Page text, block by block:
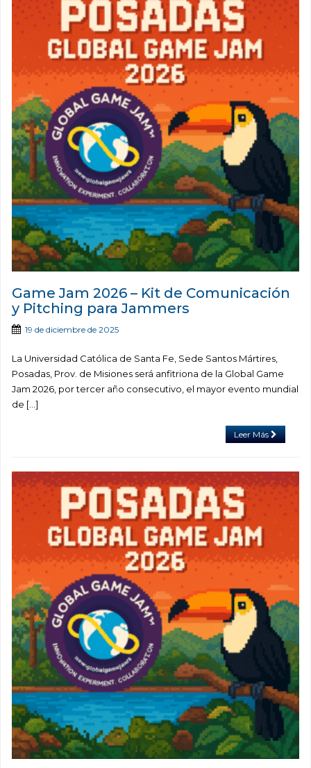
Game Jam 2026 – Kit de Comunicación
y Pitching para Jammers
19 de diciembre de 2025
La Universidad Católica de Santa Fe, Sede Santos Mártires,
Posadas, Prov. de Misiones será anfitriona de la Global Game
Jam 2026, por tercer año consecutivo, el mayor evento mundial
de […]
Leer Más